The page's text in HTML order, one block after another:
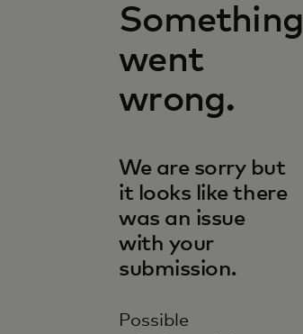
Something
went
wrong.
We are sorry but
it looks like there
was an issue
with your
submission.
Possible